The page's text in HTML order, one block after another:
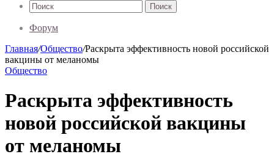
Поиск
Форум
Главная/Общество/Раскрыта эффективность новой российской
вакцины от меланомы
Общество
Раскрыта эффективность
новой российской вакцины
от меланомы